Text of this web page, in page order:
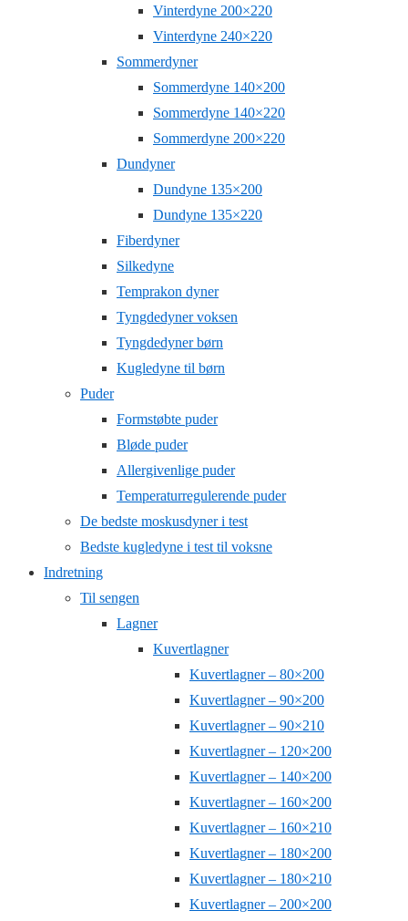
Vinterdyne 200×220
Vinterdyne 240×220
Sommerdyner
Sommerdyne 140×200
Sommerdyne 140×220
Sommerdyne 200×220
Dundyner
Dundyne 135×200
Dundyne 135×220
Fiberdyner
Silkedyne
Temprakon dyner
Tyngdedyner voksen
Tyngdedyner børn
Kugledyne til børn
Puder
Formstøbte puder
Bløde puder
Allergivenlige puder
Temperaturregulerende puder
De bedste moskusdyner i test
Bedste kugledyne i test til voksne
Indretning
Til sengen
Lagner
Kuvertlagner
Kuvertlagner – 80×200
Kuvertlagner – 90×200
Kuvertlagner – 90×210
Kuvertlagner – 120×200
Kuvertlagner – 140×200
Kuvertlagner – 160×200
Kuvertlagner – 160×210
Kuvertlagner – 180×200
Kuvertlagner – 180×210
Kuvertlagner – 200×200